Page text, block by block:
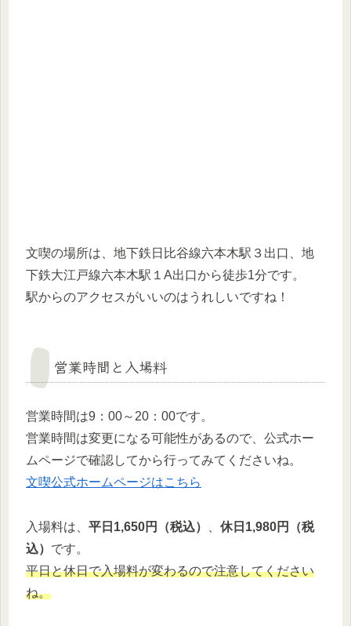
文喫の場所は、地下鉄日比谷線六本木駅３出口、地
下鉄大江戸線六本木駅１A出口から徒歩1分です。
駅からのアクセスがいいのはうれしいですね！
営業時間と入場料
営業時間は9：00～20：00です。
営業時間は変更になる可能性があるので、公式ホー
ムページで確認してから行ってみてくださいね。
文喫公式ホームページはこちら
入場料は、 平日1,650円（税込）
休日1,980円（税
込） です。
平日と休日で入場料が変わるので注意してください
ね。